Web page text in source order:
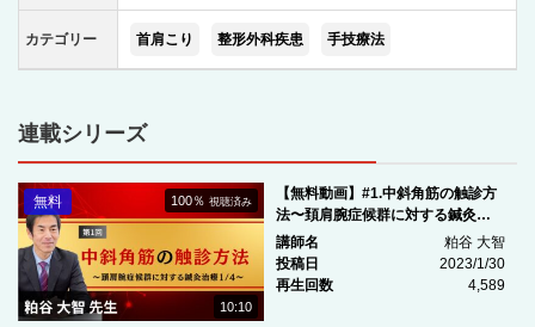
カテゴリー 首肩こり 整形外科疾患 手技療法
連載シリーズ
10:10
100％視聴済み
無料
【無料動画】#1.中斜角筋の触診方
法〜頚肩腕症候群に対する鍼灸治
療1/4〜
講師名
粕谷 大智
投稿日
2023/1/30
再生回数
4,589